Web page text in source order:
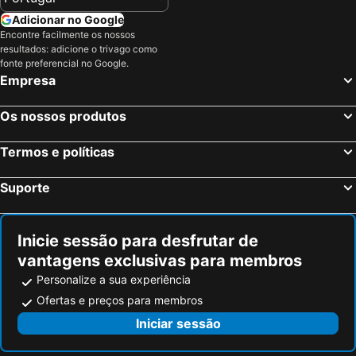
Hotel Naxos Beach
Atenas, Ática Hotéis
Fira, Sul do Mar Egeu Hotéis
Chersonissos, Creta Hotéis
Oia, Sul do Mar Egeu Hotéis
Adicionar no Google
Encontre facilmente os nossos
resultados: adicione o trivago como
fonte preferencial no Google.
Empresa
Os nossos produtos
Termos e políticas
Suporte
Inicie sessão para desfrutar de
vantagens exclusivas para membros
Personalize a sua experiência
Ofertas e preços para membros
Iniciar sessão